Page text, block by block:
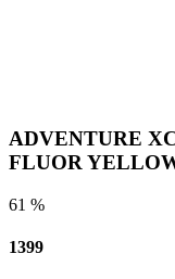
ADVENTURE
FLUOR
61 %
1399